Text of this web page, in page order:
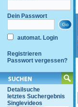
Dein Passwort
automat. Login
Registrieren
Passwort vergessen?
Detailsuche
letztes Suchergebnis
Singlevideos